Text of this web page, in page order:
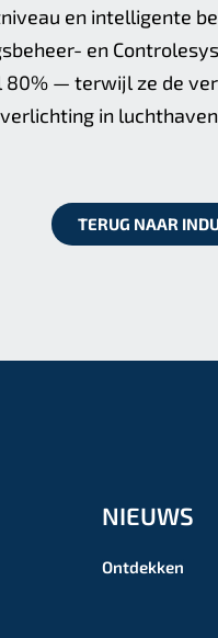
en intelligente
en
— terwijl ze de
in
TERUG NAAR
NIEUWS
Ontdekken